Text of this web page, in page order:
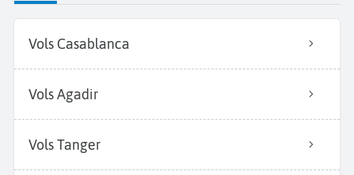
Vols Casablanca
Vols Agadir
Vols Tanger